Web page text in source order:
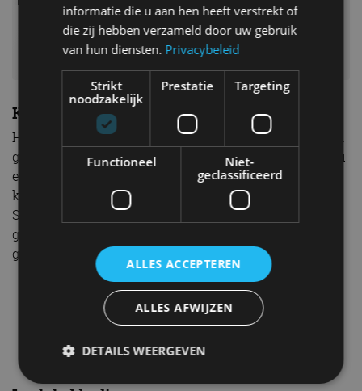
Keukentafel
Het idee van de Nintendo Switch is hartstikke tof. Een
gamepad die je thuis en onderweg kan gebruiken is nu
eenmaal ontzettend leuk. Op de bank, aan de
keukentafel, onderweg in de bus, gamen kan met zo’n
Switch overal. Qua prestaties en graphics is de Switch
geen uitblinker, maar wat de Switch doet, doet ie erg
goed.
“Op welke manier je speelt, dat bepaal je
zelf. Die keuzevrijheid maakt de Switch
bijzonder.”
informatie die u aan hen heeft verstrekt of
die zij hebben verzameld door uw gebruik
van hun diensten. Privacybeleid
Strikt
noodzakelijk
Prestatie Targeting
Functioneel
Niet-
geclassificeerd
ALLES ACCEPTEREN
ALLES AFWIJZEN
DETAILS WEERGEVEN